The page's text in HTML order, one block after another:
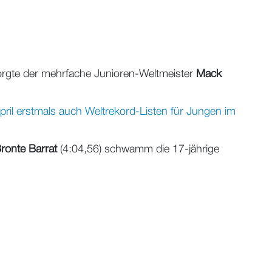
der mehrfache Junioren-Weltmeister Mack
erstmals auch Weltrekord-Listen für Jungen im
Barrat(4:04,56) schwamm die 17-jährige